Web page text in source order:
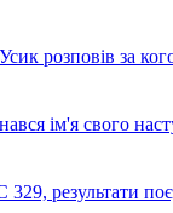
розповів за
ім'я свого
329, результати